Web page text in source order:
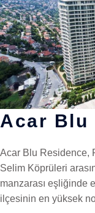
Acar Blu
Acar Blu Residence,
Selim Köprüleri
manzarası eşliğinde
ilçesinin en yüksek